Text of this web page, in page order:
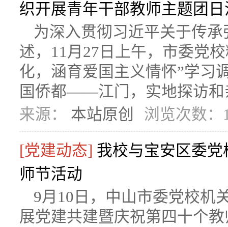
织开展青年干部教师主题团
为深入贯彻习近平关于传
述，11月27日上午，市委党
化，涵育爱国主义情怀”学习
国侨都——江门，实地探访和
来源： 本站原创 浏览次数：
[党建动态] 我校与宝安区委
师节活动
9月10日，中山市委党校机
展党建共建暨庆祝第四十个